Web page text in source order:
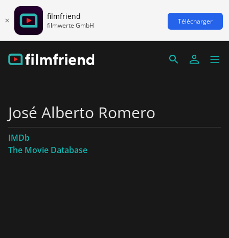
filmfriend
filmwerte GmbH Télécharger
José Alberto Romero
IMDb
The Movie Database